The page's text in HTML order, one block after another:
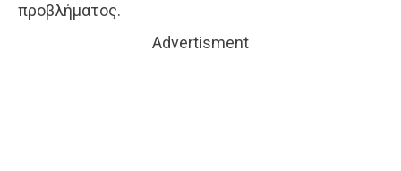
προβλήματος.
Advertisment